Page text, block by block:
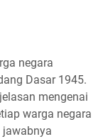
negara
Dasar 1945.
mengenai
warga negara